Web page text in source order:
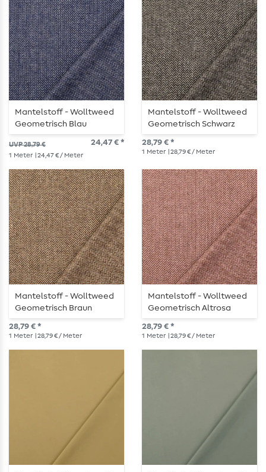
Mantelstoff - Wolltweed
Geometrisch Blau
Melange
UVP 28,79 € 24,47 € *
1 Meter | 24,47 € / Meter
Mantelstoff - Wolltweed
Geometrisch Schwarz
Melange
28,79 € *
1 Meter | 28,79 € / Meter
Mantelstoff - Wolltweed
Geometrisch Braun
Melange
28,79 € *
1 Meter | 28,79 € / Meter
Mantelstoff - Wolltweed
Geometrisch Altrosa
Melange
28,79 € *
1 Meter | 28,79 € / Meter